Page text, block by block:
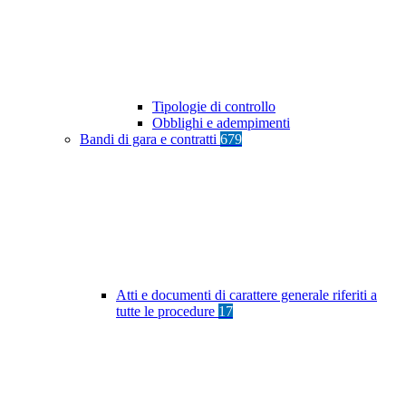
Tipologie di controllo
Obblighi e adempimenti
Bandi di gara e contratti 679
Atti e documenti di carattere generale riferiti a
tutte le procedure 17